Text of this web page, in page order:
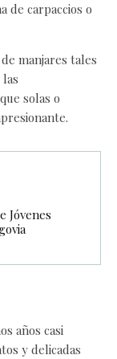
de carpaccios o
manjares tales
solas o
Jóvenes
años casi
y delicadas